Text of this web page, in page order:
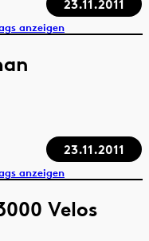
23.11.2011
anzeigen
23.11.2011
anzeigen
Velos